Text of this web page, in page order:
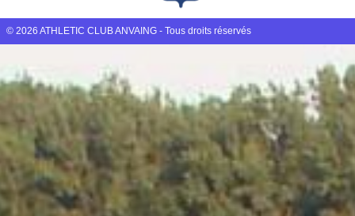
© 2026 ATHLETIC CLUB ANVAING - Tous droits réservés